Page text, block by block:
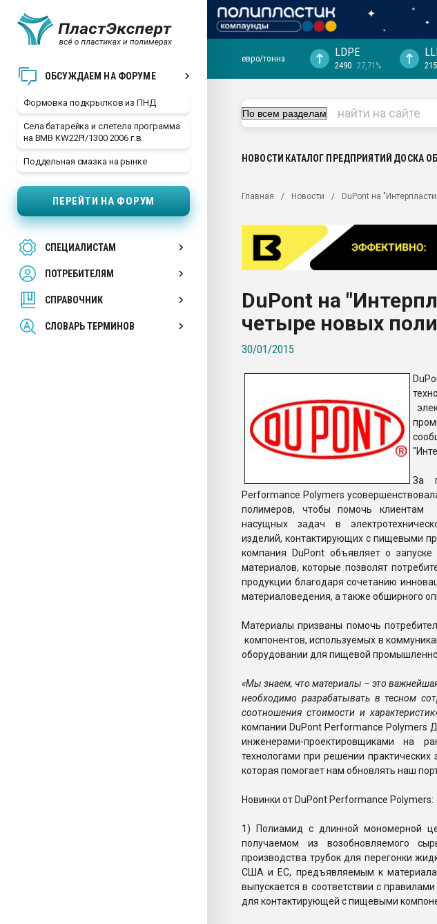
ОБСУЖДАЕМ НА ФОРУМЕ
Формовка подкрылков из ПНД
Села батарейка и слетела программа
на BMB KW22PI/1300 2006 г.в.
Поддельная смазка на рынке
ПЕРЕЙТИ НА ФОРУМ
СПЕЦИАЛИСТАМ
ПОТРЕБИТЕЛЯМ
СПРАВОЧНИК
СЛОВАРЬ ТЕРМИНОВ
29.07.2026 ФРП помог "Ижевскому
Вакуум-формовочные машины:
28.07.2026 Автоматизация выходит на
первый план в переработке
пластмасс
ситуацией на строительном рынке
Всё, что касается выдува ПЭТ
ПЕРЕЙТИ НА ФОРУМ
евро/тонна LDPE
2490 27,71%
НОВОСТИ КАТАЛОГ ПРЕДПРИЯТИЙ ДОСКА
Главная Новости DuPont на
DuPont на
четыре новых
30/01/2015
За
Performance Polymers
полимеров, чтобы помочь клиентам
насущных задач в
изделий, контактирующих с пищевыми
компания DuPont объявляет о
материалов, которые позволят
продукции благодаря сочетанию
материаловедения, а также обширного
Материалы призваны помочь
компонентов, используемых в
оборудовании для пищевой
«Мы знаем, что материалы – это
необходимо разрабатывать в тесном
соотношения стоимости и
компании DuPont Performance Polymers
инженерами-проектировщиками на
технологами при решении
которая помогает нам обновлять наш
Новинки от DuPont Performance Polymers:
1) Полиамид с длинной мономерной
получаемом из возобновляемого
производства трубок для перегонки
США и ЕС, предъявляемым к
выпускается в соответствии с
для контактирующей с пищевыми